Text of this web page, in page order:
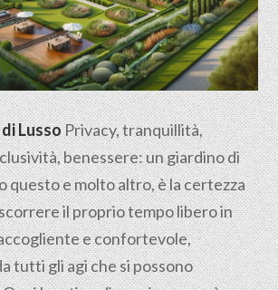
LussoPrivacy, tranquillità,
benessere: un giardino di
questo e molto altro, è la certezza
il proprio tempo libero in
e confortevole,
tutti gli agi che si possono